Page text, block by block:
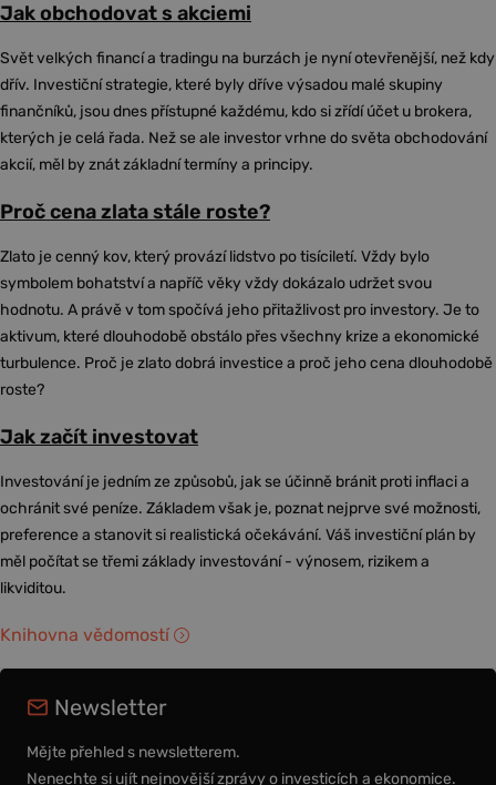
Jak obchodovat s akciemi
Svět velkých financí a tradingu na burzách je nyní otevřenější, než kdy
dřív. Investiční strategie, které byly dříve výsadou malé skupiny
finančníků, jsou dnes přístupné každému, kdo si zřídí účet u brokera,
kterých je celá řada. Než se ale investor vrhne do světa obchodování
akcií, měl by znát základní termíny a principy.
Proč cena zlata stále roste?
Zlato je cenný kov, který provází lidstvo po tisíciletí. Vždy bylo
symbolem bohatství a napříč věky vždy dokázalo udržet svou
hodnotu. A právě v tom spočívá jeho přitažlivost pro investory. Je to
aktivum, které dlouhodobě obstálo přes všechny krize a ekonomické
turbulence. Proč je zlato dobrá investice a proč jeho cena dlouhodobě
roste?
Jak začít investovat
Investování je jedním ze způsobů, jak se účinně bránit proti inflaci a
ochránit své peníze. Základem však je, poznat nejprve své možnosti,
preference a stanovit si realistická očekávání. Váš investiční plán by
měl počítat se třemi základy investování - výnosem, rizikem a
likviditou.
Knihovna vědomostí
Newsletter
Mějte přehled s newsletterem.
Nenechte si ujít nejnovější zprávy o investicích a ekonomice.